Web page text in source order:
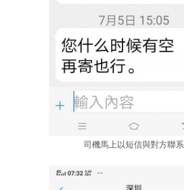
司機馬上以短信與對方聯系